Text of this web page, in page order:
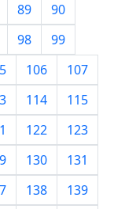
89
90
98
99
106
107
114
115
122
123
130
131
138
139